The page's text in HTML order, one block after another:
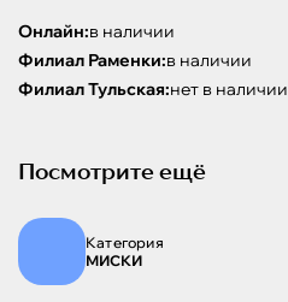
Онлайн:в наличии
Филиал Раменки:в наличии
Филиал Тульская:нет в наличии
Посмотрите ещё
Категория
МИСКИ